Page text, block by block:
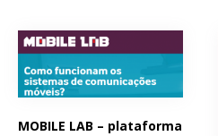
MOBILE LAB – plataforma